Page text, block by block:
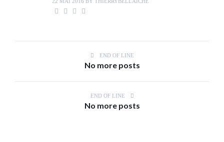
END OF LINE
No more posts
END OF LINE
No more posts